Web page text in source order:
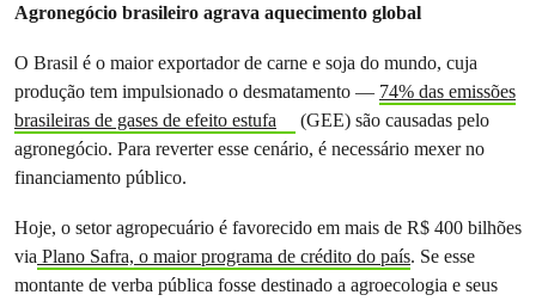
Agronegócio brasileiro agrava aquecimento global
O Brasil é o maior exportador de carne e soja do mundo, cuja
produção tem impulsionado o desmatamento — 74% das emissões
brasileiras de gases de efeito estufa
(GEE) são causadas pelo
agronegócio. Para reverter esse cenário, é necessário mexer no
financiamento público.
Hoje, o setor agropecuário é favorecido em mais de R$ 400 bilhões
via Plano Safra, o maior programa de crédito do país. Se esse
montante de verba pública fosse destinado a agroecologia e seus